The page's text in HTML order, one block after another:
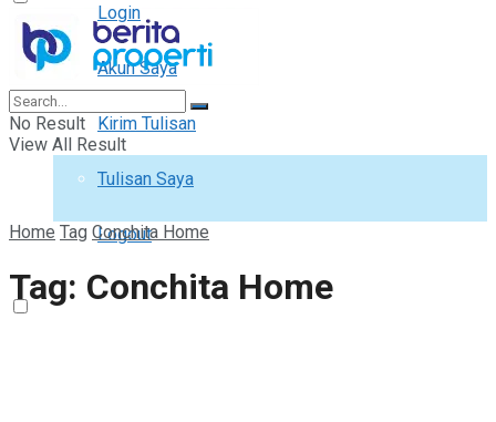
Login
Akun Saya
Kirim Tulisan
Tulisan Saya
Logout
No Result
View All Result
Home Tag Conchita Home
Tag: Conchita Home